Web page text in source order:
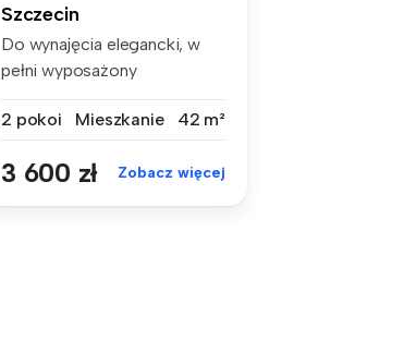
Szczecin
Do wynajęcia elegancki, w
pełni wyposażony
2 pokoi
Mieszkanie 42 m²
3 600 zł Zobacz więcej